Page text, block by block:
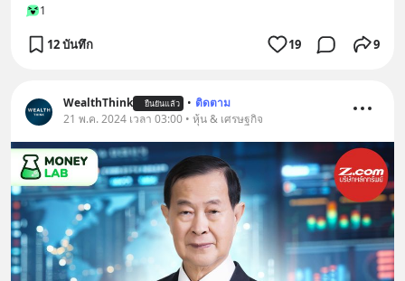
1
12 บันทึก 19 9
WealthThink ยืนยันแล้ว • ติดตาม
21 พ.ค. 2024 เวลา 03:00 • หุ้น & เศรษฐกิจ